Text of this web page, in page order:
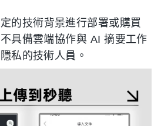
定的技術背景進行部署或購買
具備雲端協作與 AI 摘要工作
私的技術人員。